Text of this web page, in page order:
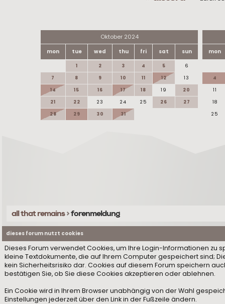
Oktober 2024
mon tue wed thu fri sat sun
1 2 3 4 5
6
7
8 9 10 11 12
13
14
15 16 17 18 19
20
21
22 23 24 25 26
27
28
29 30 31
mon
4
11
18
25
all that remains>forenmeldung
dieses forum nutzt cookies
Dieses Forum verwendet Cookies, um Ihre Login-Informationen zu
kleine Textdokumente, die auf Ihrem Computer gespeichert sind;
kein Sicherheitsrisiko dar. Cookies auf diesem Forum speichern
bestätigen Sie, ob Sie diese Cookies akzeptieren oder ablehnen.
Ein Cookie wird in Ihrem Browser unabhängig von der Wahl
Einstellungen jederzeit über den Link in der Fußzeile ändern.